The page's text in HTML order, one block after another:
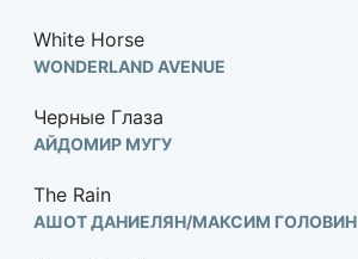
White Horse
WONDERLAND AVENUE
Черные Глаза
АЙДОМИР МУГУ
The Rain
АШОТ ДАНИЕЛЯН/МАКСИМ ГОЛОВИН